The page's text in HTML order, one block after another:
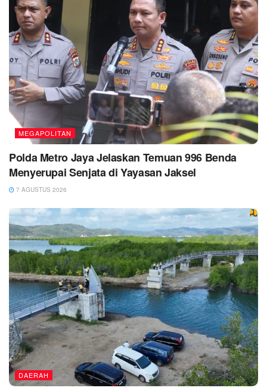
MEGAPOLITAN
Polda Metro Jaya Jelaskan Temuan 996 Benda
Menyerupai Senjata di Yayasan Jaksel
7 AGUSTUS 2026
DAERAH